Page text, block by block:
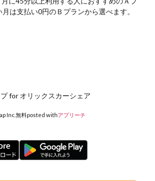
は支払い0円のＢプランから選べます。
for オリックスカーシェア
Inc.無料posted withアプリーチ